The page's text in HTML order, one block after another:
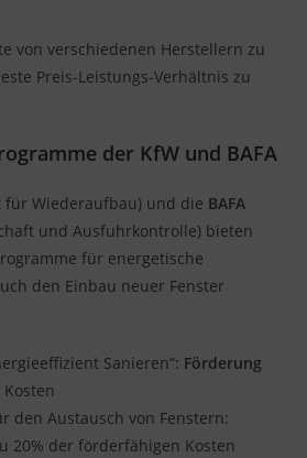
von verschiedenen Herstellern zu
Preis-Leistungs-Verhältnis zu
der KfW und BAFA
für Wiederaufbau) und die BAFA
und Ausfuhrkontrolle) bieten
für energetische
den Einbau neuer Fenster
Sanieren“: Förderung
den Austausch von Fenstern:
20% der förderfähigen Kosten